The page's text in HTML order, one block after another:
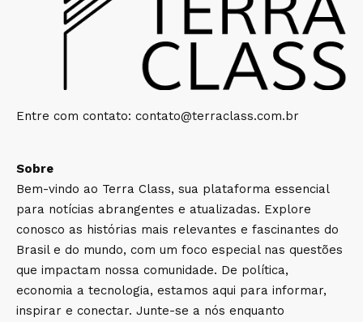
Entre com contato: contato@terraclass.com.br
Sobre
Bem-vindo ao Terra Class, sua plataforma essencial
para notícias abrangentes e atualizadas. Explore
conosco as histórias mais relevantes e fascinantes do
Brasil e do mundo, com um foco especial nas questões
que impactam nossa comunidade. De política,
economia a tecnologia, estamos aqui para informar,
inspirar e conectar. Junte-se a nós enquanto